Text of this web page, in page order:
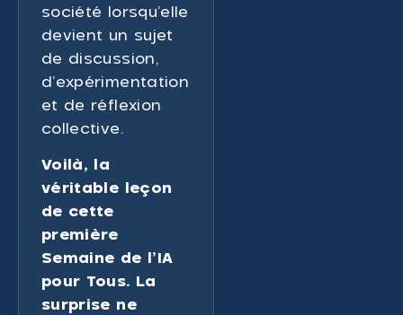
société lorsqu’elle
devient un sujet
de discussion,
d’expérimentation
et de réflexion
collective.
Voilà, la
véritable leçon
de cette
première
Semaine de l’IA
pour Tous. La
surprise ne